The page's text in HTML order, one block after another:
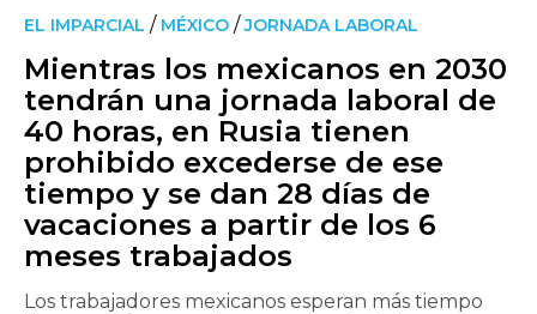
EL IMPARCIAL / MÉXICO /JORNADA LABORAL
Mientras los mexicanos en 2030
tendrán una jornada laboral de
40 horas, en Rusia tienen
prohibido excederse de ese
tiempo y se dan 28 días de
vacaciones a partir de los 6
meses trabajados
Los trabajadores mexicanos esperan más tiempo